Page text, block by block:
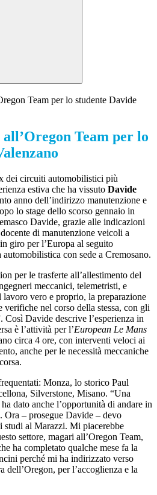
Team per lo studente Davide
Team per lo
dei circuiti automobilistici più
estiva che ha vissuto Davide
anno dell’indirizzo manutenzione e
lo stage dello scorso gennaio in
Davide, grazie alle indicazioni
di manutenzione veicoli a
giro per l’Europa al seguito
automobilistica con sede a Cremosano.
per le trasferte all’allestimento del
meccanici, telemetristi, e
vero e proprio, la preparazione
verifiche nel corso della stessa, con gli
Davide descrive l’esperienza in
è l’attività per l’European Le Mans
circa 4 ore, con interventi veloci ai
anche per le necessità meccaniche
Monza, lo storico Paul
Silverstone, Misano. “Una
dato anche l’opportunità di andare in
– prosegue Davide – devo
studi al Marazzi. Mi piacerebbe
settore, magari all’Oregon Team,
ha completato qualche mese fa la
perché mi ha indirizzato verso
dell’Oregon, per l’accoglienza e la